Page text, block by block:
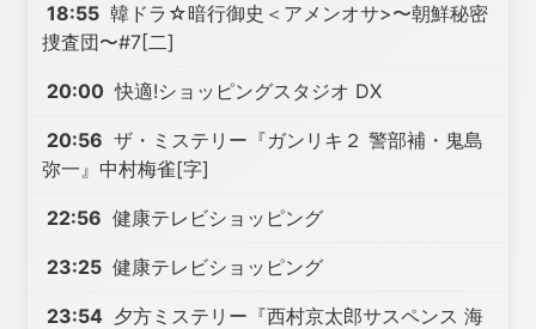
18:55 韓ドラ☆暗行御史＜アメンオサ>〜朝鮮秘密
捜査団〜#7[二]
20:00 快適!ショッピングスタジオ DX
20:56 ザ・ミステリー『ガンリキ２ 警部補・鬼島
弥一』中村梅雀[字]
22:56 健康テレビショッピング
23:25 健康テレビショッピング
23:54 夕方ミステリー『西村京太郎サスペンス 海